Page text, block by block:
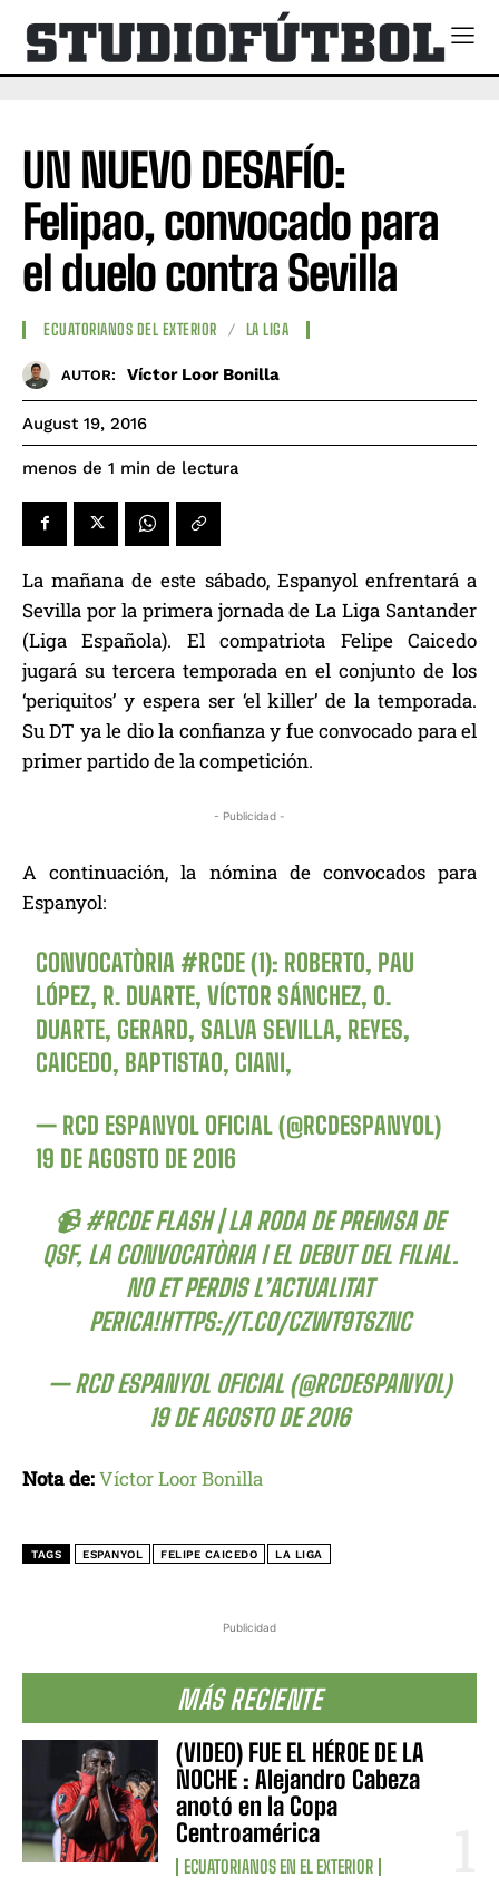
Publicidad
MÁS RECIENTE
(VIDEO) FUE EL HÉROE DE LA
NOCHE : Alejandro Cabeza
anotó en la Copa
Centroamérica
ECUATORIANOS EN EL EXTERIOR
UN NUEVO DESAFÍO:
Felipao, convocado para
el duelo contra Sevilla
ECUATORIANOS DEL EXTERIOR LA LIGA
AUTOR: Víctor Loor Bonilla
August 19, 2016
menos de 1 min de lectura
La mañana de este sábado, Espanyol enfrentará a
Sevilla por la primera jornada de La Liga Santander
(Liga Española). El compatriota Felipe Caicedo
jugará su tercera temporada en el conjunto de los
‘periquitos’ y espera ser ‘el killer’ de la temporada.
Su DT ya le dio la confianza y fue convocado para el
primer partido de la competición.
- Publicidad -
A continuación, la nómina de convocados para
Espanyol:
CONVOCATÒRIA#RCDE(1): ROBERTO, PAU
LÓPEZ, R. DUARTE, VÍCTOR SÁNCHEZ, O.
DUARTE, GERARD, SALVA SEVILLA, REYES,
CAICEDO, BAPTISTAO, CIANI,
— RCD ESPANYOL OFICIAL (@RCDESPANYOL)
19 DE AGOSTO DE 2016
📹#RCDEFLASH | LA RODA DE PREMSA DE
QSF, LA CONVOCATÒRIA I EL DEBUT DEL FILIAL.
NO ET PERDIS L’ACTUALITAT
PERICA!HTTPS://T.CO/CZWT9TSZNC
— RCD ESPANYOL OFICIAL (@RCDESPANYOL)
19 DE AGOSTO DE 2016
Nota de:Víctor Loor Bonilla
TAGS ESPANYOL FELIPE CAICEDO LA LIGA